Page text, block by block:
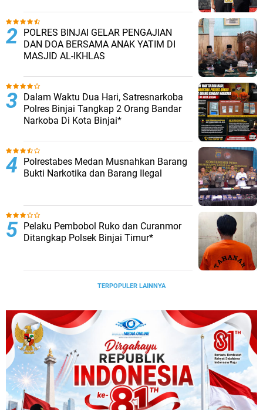
POLRES BINJAI GELAR PENGAJIAN
DAN DOA BERSAMA ANAK YATIM DI
MASJID AL-IKHLAS
Dalam Waktu Dua Hari, Satresnarkoba
Polres Binjai Tangkap 2 Orang Bandar
Narkoba Di Kota Binjai*
Polrestabes Medan Musnahkan Barang
Bukti Narkotika dan Barang Ilegal
Pelaku Pembobol Ruko dan Curanmor
Ditangkap Polsek Binjai Timur*
TERPOPULER LAINNYA